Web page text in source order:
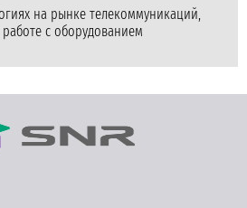
на рынке телекоммуникаций,
с оборудованием